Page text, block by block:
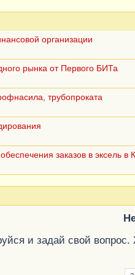
организации
рынка от Первого БИТа
трубопроката
заказов в эксель в
и задай свой